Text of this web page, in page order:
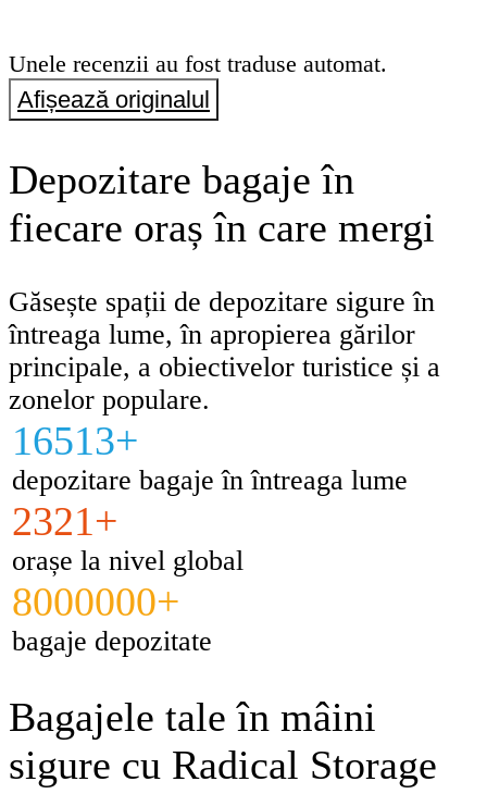
Unele recenzii au fost traduse automat.
Afișează originalul
Depozitare bagaje în
fiecare oraș în care mergi
Găsește spații de depozitare sigure în
întreaga lume, în apropierea gărilor
principale, a obiectivelor turistice și a
zonelor populare.
16513+
depozitare bagaje în întreaga lume
2321+
orașe la nivel global
8000000+
bagaje depozitate
Bagajele tale în mâini
sigure cu Radical Storage